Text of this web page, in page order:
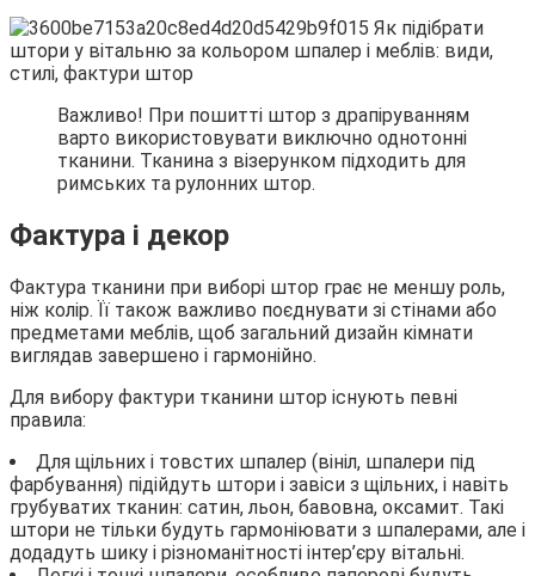
Важливо! При пошитті штор з драпіруванням
варто використовувати виключно однотонні
тканини. Тканина з візерунком підходить для
римських та рулонних штор.
Фактура і декор
Фактура тканини при виборі штор грає не меншу роль,
ніж колір. Її також важливо поєднувати зі стінами або
предметами меблів, щоб загальний дизайн кімнати
виглядав завершено і гармонійно.
Для вибору фактури тканини штор існують певні
правила:
Для щільних і товстих шпалер (вініл, шпалери під
фарбування) підійдуть штори і завіси з щільних, і навіть
грубуватих тканин: сатин, льон, бавовна, оксамит. Такі
штори не тільки будуть гармоніювати з шпалерами, але і
додадуть шику і різноманітності інтер’єру вітальні.